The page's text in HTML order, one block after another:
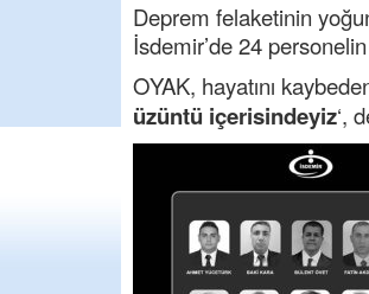
Deprem felaketinin
İsdemir’de 24
OYAK, hayatını
üzüntü içerisindeyiz‘,